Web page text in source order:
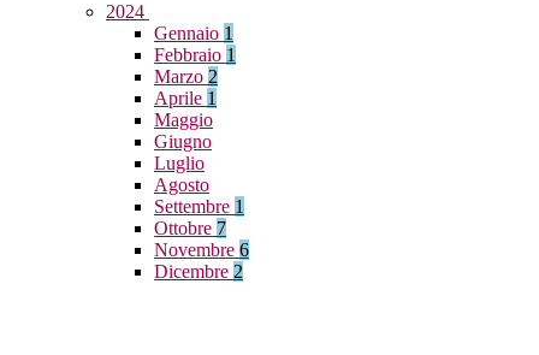
2024
Gennaio 1
Febbraio 1
Marzo 2
Aprile 1
Maggio
Giugno
Luglio
Agosto
Settembre 1
Ottobre 7
Novembre 6
Dicembre 2